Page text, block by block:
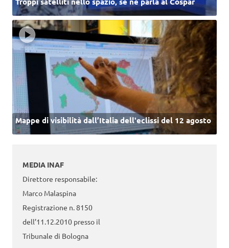
Mappe di visibilità dall’Italia dell'eclissi del 12 agosto
MEDIA INAF
Direttore responsabile:
Marco Malaspina
Registrazione n. 8150
dell’11.12.2010 presso il
Tribunale di Bologna